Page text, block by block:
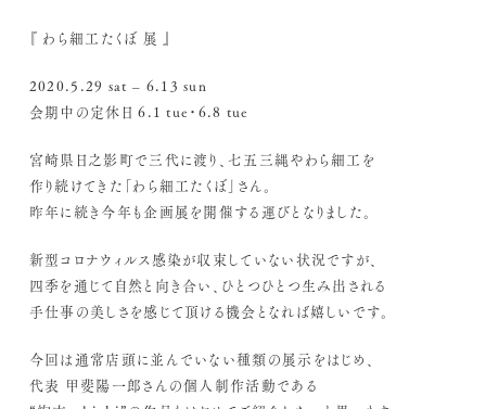
『 わら細工たくぼ 展 』
2020.5.29 sat – 6.13 sun
会期中の定休日 6.1 tue・6.8 tue
宮崎県日之影町で三代に渡り、七五三縄やわら細工を
作り続けてきた「わら細工たくぼ」さん。
昨年に続き今年も企画展を開催する運びとなりました。
新型コロナウィルス感染が収束していない状況ですが、
四季を通じて自然と向き合い、ひとつひとつ生み出される
手仕事の美しさを感じて頂ける機会となれば嬉しいです。
今回は通常店頭に並んでいない種類の展示をはじめ、
代表 甲斐陽一郎さんの個人制作活動である